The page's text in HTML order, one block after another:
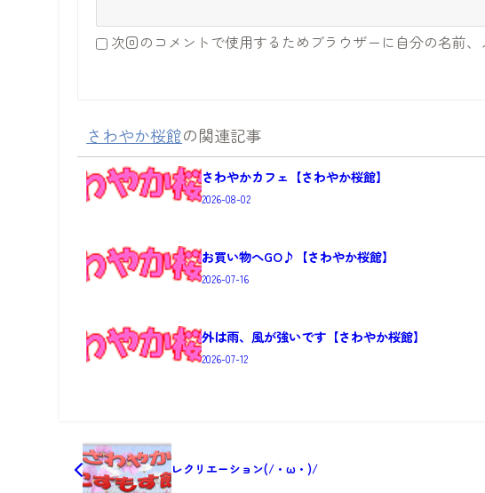
次回のコメントで使用するためブラウザーに自分の名前、
さわやか桜館の関連記事
さわやかカフェ【さわやか桜館】
2026-08-02
お買い物へGO♪【さわやか桜館】
2026-07-16
外は雨、風が強いです【さわやか桜館】
2026-07-12
レクリエーション(/・ω・)/